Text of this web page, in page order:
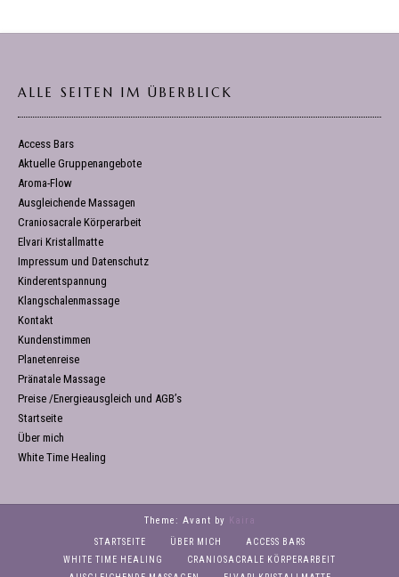
ALLE SEITEN IM ÜBERBLICK
Access Bars
Aktuelle Gruppenangebote
Aroma-Flow
Ausgleichende Massagen
Craniosacrale Körperarbeit
Elvari Kristallmatte
Impressum und Datenschutz
Kinderentspannung
Klangschalenmassage
Kontakt
Kundenstimmen
Planetenreise
Pränatale Massage
Preise /Energieausgleich und AGB’s
Startseite
Über mich
White Time Healing
Theme: Avant by Kaira
STARTSEITE ÜBER MICH
ACCESS BARS
WHITE TIME HEALING
CRANIOSACRALE KÖRPERARBEIT